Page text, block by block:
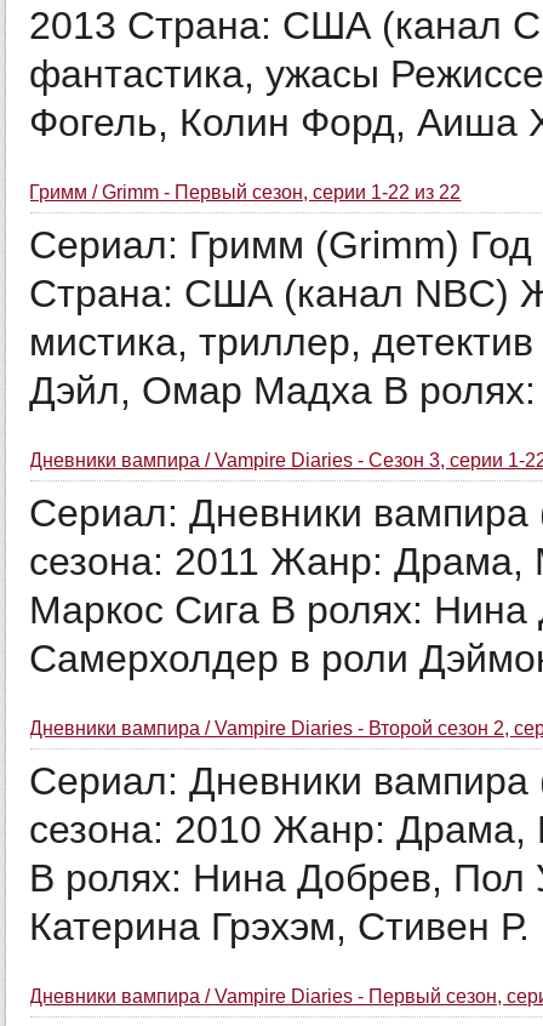
2013 Страна: США (канал
фантастика, ужасы
Фогель, Колин Форд, Аиша
Гримм / Grimm - Первый сезон, серии 1-22 из 22
Сериал: Гримм (Grimm)
Страна: США (канал NBC)
мистика, триллер,
Дэйл, Омар Мадха В ролях:
Дневники вампира / Vampire Diaries - Сезон 3, серии 1-
Сериал: Дневники вампира
сезона: 2011 Жанр: Драма,
Маркос Сига В ролях:
Самерхолдер в роли
Дневники вампира / Vampire Diaries - Второй сезон 2,
Сериал: Дневники вампира
сезона: 2010 Жанр: Драма,
В ролях: Нина Добрев,
Катерина Грэхэм, Стивен
Дневники вампира / Vampire Diaries - Первый сезон,